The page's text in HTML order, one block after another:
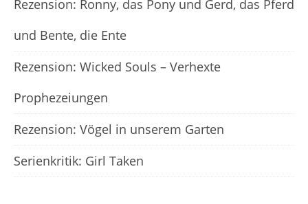
Rezension: Ronny, das Pony und Gerd, das Pferd
und Bente, die Ente
Rezension: Wicked Souls – Verhexte
Prophezeiungen
Rezension: Vögel in unserem Garten
Serienkritik: Girl Taken